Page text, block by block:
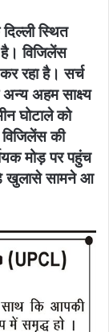
स्थित
विजिलेंस
कर रहा है। सर्च
अहम साक्ष्य
घोटाले को
की
मोड़ पर पहुंच
खुलासे सामने आ